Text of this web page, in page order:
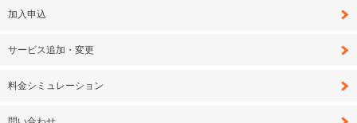
加入申込
サービス追加・変更
料金シミュレーション